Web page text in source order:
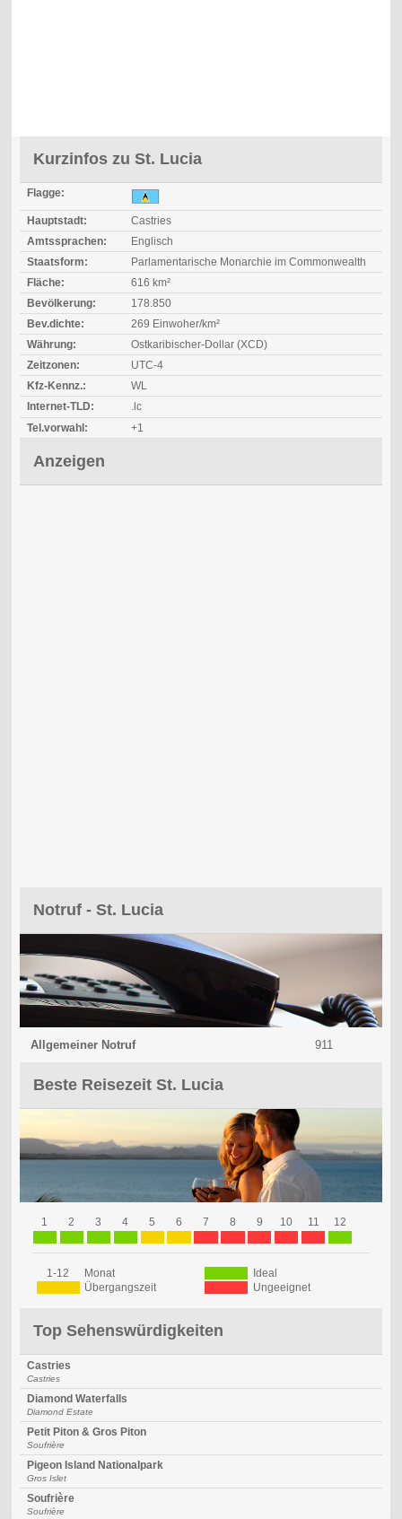
Kurzinfos zu St. Lucia
Flagge:
Hauptstadt:
Castries
Amtssprachen:
Englisch
Staatsform:
Parlamentarische Monarchie im Commonwealth
Fläche:
616 km²
Bevölkerung:
178.850
Bev.dichte:
269 Einwoher/km²
Währung:
Ostkaribischer-Dollar (XCD)
Zeitzonen:
UTC-4
Kfz-Kennz.:
WL
Internet-TLD:
.lc
Tel.vorwahl:
+1
Anzeigen
Notruf - St. Lucia
Allgemeiner Notruf 911
Beste Reisezeit St. Lucia
1 2 3 4 5 6 7 8 9 10 11 12
1-12 Monat
Ideal
Übergangszeit
Ungeeignet
Top Sehenswürdigkeiten
Castries
Castries
Diamond Waterfalls
Diamond Estate
Petit Piton & Gros Piton
Soufrière
Pigeon Island Nationalpark
Gros Islet
Soufrière
Soufrière